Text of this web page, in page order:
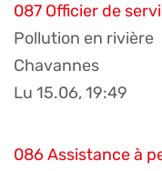
087 Officier de
Pollution en rivière
Chavannes
Lu 15.06, 19:49
086 Assistance à